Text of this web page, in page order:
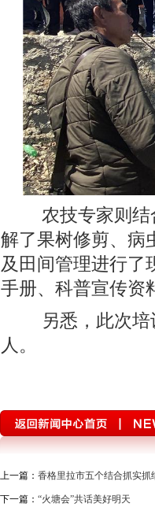
农技专家则结
解了果树修剪、病
及田间管理进行了
手册、科普宣传资
另悉，此次培
人。
上一篇： 香格里拉市五个结合抓实抓
下一篇： “火塘会”共话美好明天